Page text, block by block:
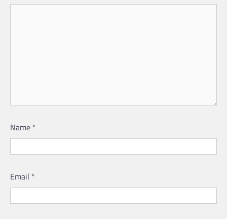
Name *
Email *